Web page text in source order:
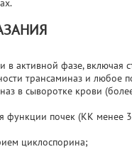
в активной фазе, включая
трансаминаз и любое
в сыворотке крови
функции почек (КК менее
циклоспорина;